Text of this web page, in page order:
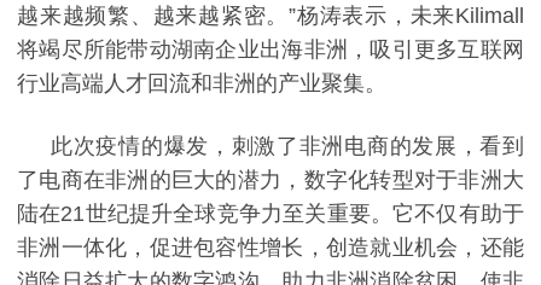
越来越频繁、越来越紧密。”杨涛表示，未来Kilimall
将竭尽所能带动湖南企业出海非洲，吸引更多互联网
行业高端人才回流和非洲的产业聚集。
此次疫情的爆发，刺激了非洲电商的发展，看到
了电商在非洲的巨大的潜力，数字化转型对于非洲大
陆在21世纪提升全球竞争力至关重要。它不仅有助于
非洲一体化，促进包容性增长，创造就业机会，还能